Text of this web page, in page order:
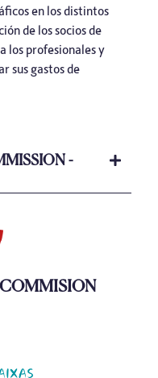
en los distintos
de los socios de
los profesionales y
sus gastos de
-